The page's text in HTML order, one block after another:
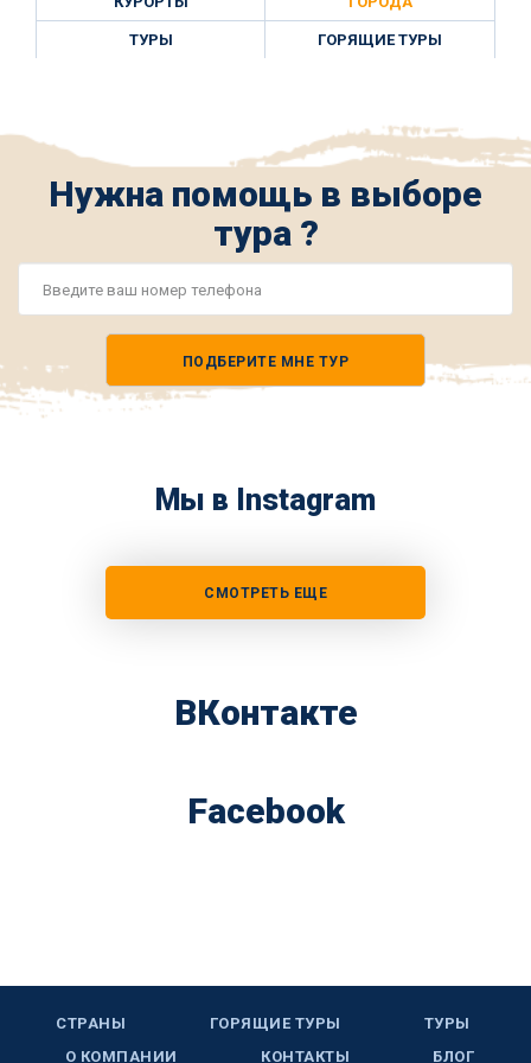
ТУРЫ ГОРЯЩИЕ ТУРЫ
Нужна помощь в выборе
тура ?
ПОДБЕРИТЕ МНЕ ТУР
Мы в Instagram
СМОТРЕТЬ ЕЩЕ
ВКонтакте
Facebook
СТРАНЫ ГОРЯЩИЕ ТУРЫ
ТУРЫ
О КОМПАНИИ
КОНТАКТЫ БЛОГ